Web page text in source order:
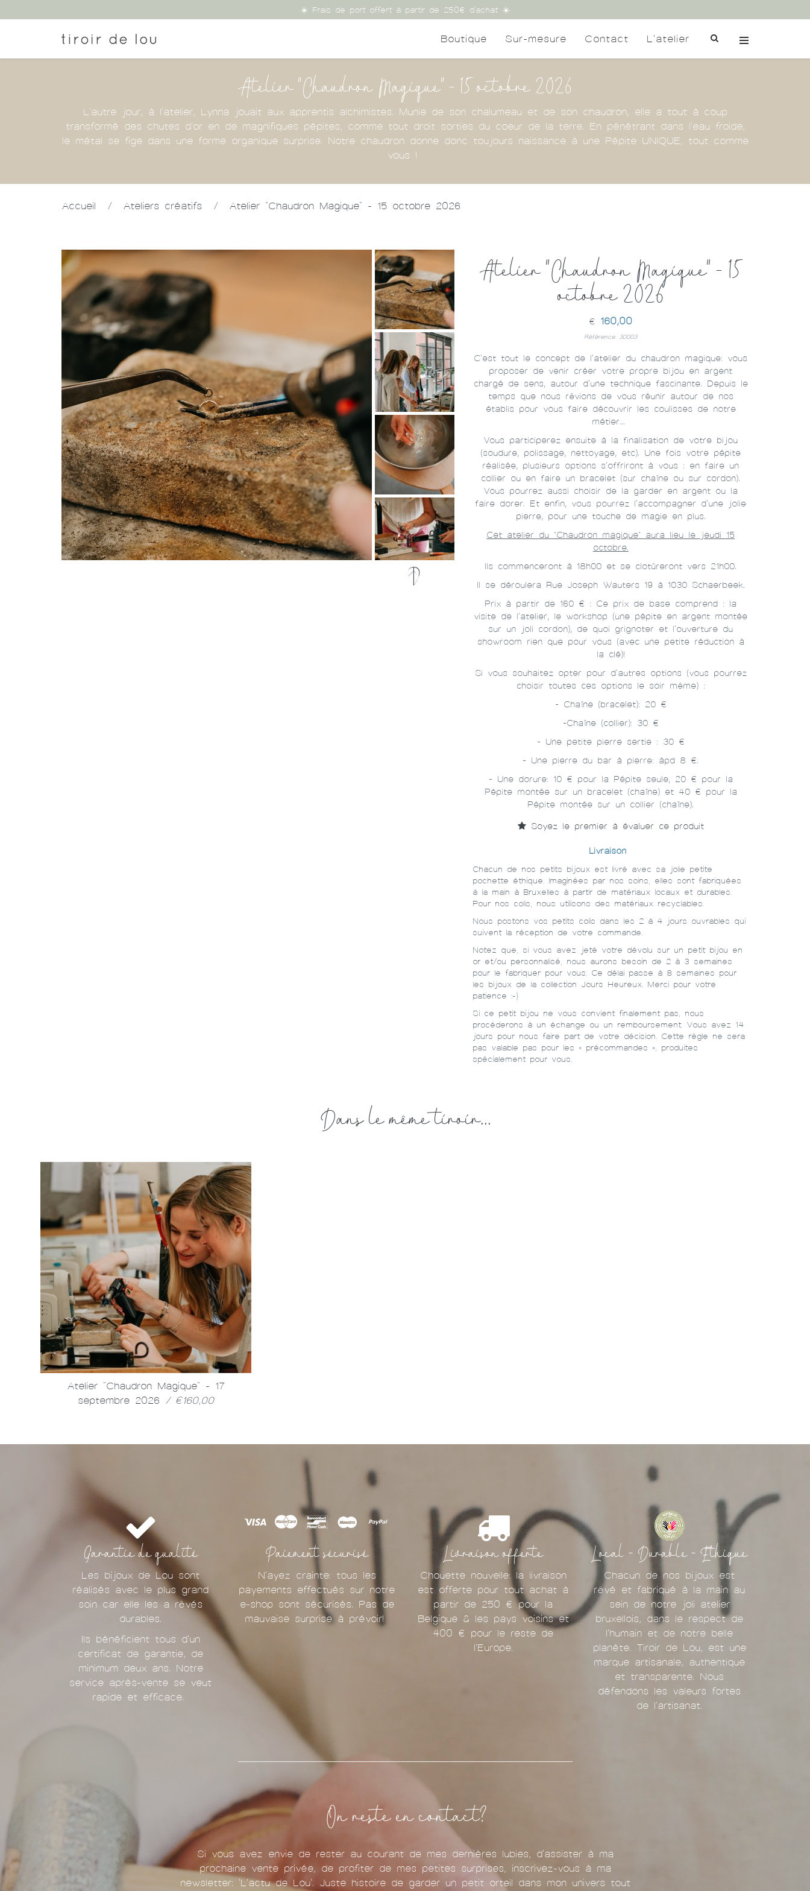
☀️ Frais de port offert à partir de 250€ d'achat ☀️
Boutique Sur-mesure Contact L'atelier
Atelier "Chaudron Magique" - 15 octobre 2026
L’autre jour, à l’atelier, Lynna jouait aux apprentis alchimistes. Munie de son chalumeau et de son chaudron, elle a tout à coup
transformé des chutes d’or en de magnifiques pépites, comme tout droit sorties du coeur de la terre. En pénétrant dans l'eau froide,
le métal se fige dans une forme organique surprise. Notre chaudron donne donc toujours naissance à une Pépite UNIQUE, tout comme
vous !
Accueil / Ateliers créatifs / Atelier "Chaudron Magique" - 15 octobre 2026
Atelier "Chaudron Magique" - 15
octobre 2026
€ 160,00
Référence: 30003
C'est tout le concept de l'atelier du chaudron magique: vous
proposer de venir créer votre propre bijou en argent
chargé de sens, autour d'une technique fascinante. Depuis le
temps que nous rêvions de vous réunir autour de nos
établis pour vous faire découvrir les coulisses de notre
métier...
Vous participerez ensuite à la finalisation de votre bijou
(soudure, polissage, nettoyage, etc). Une fois votre pépite
réalisée, plusieurs options s’offriront à vous : en faire un
collier ou en faire un bracelet (sur chaîne ou sur cordon).
Vous pourrez aussi choisir de la garder en argent ou la
faire dorer. Et enfin, vous pourrez l'accompagner d’une jolie
pierre, pour une touche de magie en plus.
Cet atelier du "Chaudron magique" aura lieu le jeudi 15
octobre.
Ils commenceront à 18h00 et se clotûreront vers 21h00.
Il se déroulera Rue Joseph Wauters 19 à 1030 Schaerbeek.
Prix à partir de 160 € : Ce prix de base comprend : la
visite de l’atelier, le workshop (une pépite en argent montée
sur un joli cordon), de quoi grignoter et l’ouverture du
showroom rien que pour vous (avec une petite réduction à
la clé)!
Si vous souhaitez opter pour d'autres options (vous pourrez
choisir toutes ces options le soir même) :
- Chaîne (bracelet): 20 €
-Chaîne (collier): 30 €
- Une petite pierre sertie : 30 €
- Une pierre du bar à pierre: àpd 8 €.
- Une dorure: 10 € pour la Pépite seule, 20 € pour la
Pépite montée sur un bracelet (chaîne) et 40 € pour la
Pépite montée sur un collier (chaîne).
Soyez le premier à évaluer ce produit
Livraison
Chacun de nos petits bijoux est livré avec sa jolie petite
pochette éthique. Imaginées par nos soins, elles sont fabriquées
à la main à Bruxelles à partir de matériaux locaux et durables.
Pour nos colis, nous utilisons des matériaux recyclables.
Nous postons vos petits colis dans les 2 à 4 jours ouvrables qui
suivent la réception de votre commande.
Notez que, si vous avez jeté votre dévolu sur un petit bijou en
or et/ou personnalisé, nous aurons besoin de 2 à 3 semaines
pour le fabriquer pour vous. Ce délai passe à 8 semaines pour
les bijoux de la collection Jours Heureux. Merci pour votre
patience :-)
Si ce petit bijou ne vous convient finalement pas, nous
procéderons à un échange ou un remboursement. Vous avez 14
jours pour nous faire part de votre décision. Cette règle ne sera
pas valable pas pour les « précommandes », produites
spécialement pour vous.
Dans le même tiroir...
Atelier "Chaudron Magique" - 17
septembre 2026 / €160,00
Garantie de qualité
Les bijoux de Lou sont
réalisés avec le plus grand
soin car elle les a rêvés
durables.
Ils bénéficient tous d'un
certificat de garantie, de
minimum deux ans. Notre
service après-vente se veut
rapide et efficace.
Paiement sécurisé
N'ayez crainte: tous les
payements effectués sur notre
e-shop sont sécurisés. Pas de
mauvaise surprise à prévoir!
Livraison offerte
Chouette nouvelle: la livraison
est offerte pour tout achat à
partir de 250 € pour la
Belgique & les pays voisins et
400 € pour le reste de
l'Europe.
Local - Durable - Ethique
Chacun de nos bijoux est
rêvé et fabriqué à la main au
sein de notre joli atelier
bruxellois, dans le respect de
l'humain et de notre belle
planète. Tiroir de Lou, est une
marque artisanale, authentique
et transparente. Nous
défendons les valeurs fortes
de l'artisanat.
On reste en contact?
Si vous avez envie de rester au courant de mes dernières lubies, d'assister à ma
prochaine vente privée, de profiter de mes petites surprises, inscrivez-vous à ma
newsletter: 'L'actu de Lou'. Juste histoire de garder un petit orteil dans mon univers tout